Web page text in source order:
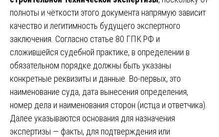
полноты и чёткости этого документа напрямую зависит
качество и легитимность будущего экспертного
заключения. Согласно статье 80 ГПК РФ и
сложившейся судебной практике, в определении в
обязательном порядке должны быть указаны
конкретные реквизиты и данные. Во-первых, это
наименование суда, дата вынесения определения,
номер дела и наименования сторон (истца и ответчика).
Далее указываются основания для назначения
экспертизы — факты, для подтверждения или